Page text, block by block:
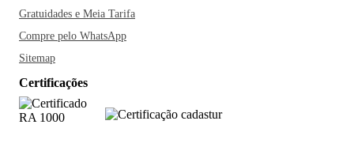
Gratuidades e Meia Tarifa
Compre pelo WhatsApp
Sitemap
Certificações